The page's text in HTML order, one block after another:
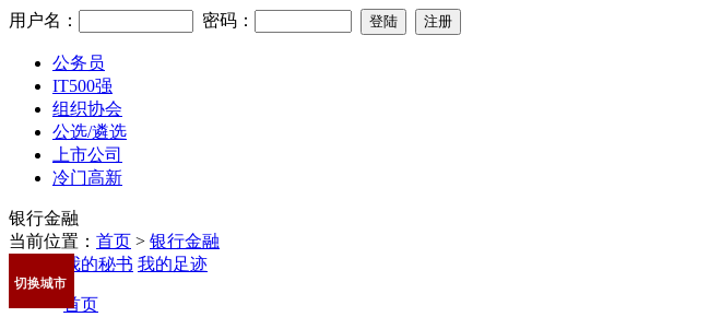
用户名： 密码：
公务员
IT500强
组织协会
公选/遴选
上市公司
冷门高新
银行金融
当前位置： 首页 > 银行金融
切换城市
我的秘书 我的足迹
首页